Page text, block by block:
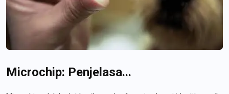
Microchip: Penjelasa...